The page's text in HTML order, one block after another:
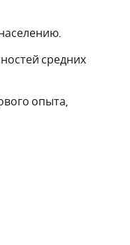
средних
опыта,